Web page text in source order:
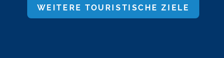
WEITERE TOURISTISCHE ZIELE